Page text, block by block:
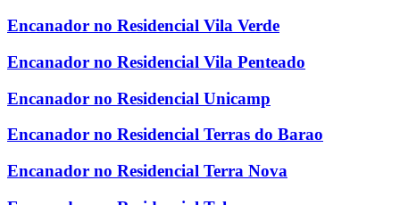
Encanador no Residencial Vila Verde
Encanador no Residencial Vila Penteado
Encanador no Residencial Unicamp
Encanador no Residencial Terras do Barao
Encanador no Residencial Terra Nova